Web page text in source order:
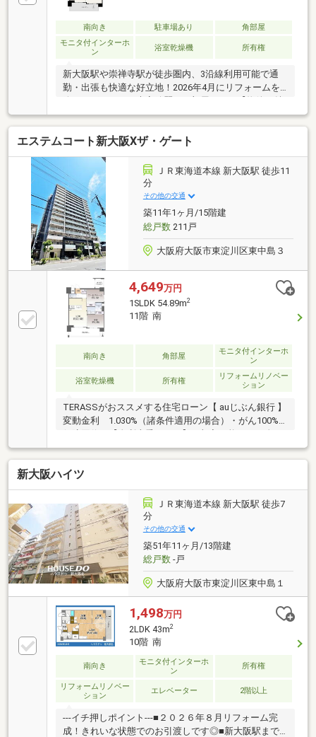
南向き 駐車場あり
角部屋
モニタ付インターホ
ン
浴室乾燥機 所有権
新大阪駅や崇禅寺駅が徒歩圏内、3沿線利用可能で通
勤・出張も快適な好立地！2026年4月にリフォームを
力】■11階の高層階・南向き角住戸につき、陽当り・
通風・眺望良好！■実質2LDKとして使える間取り（洋
室6帖・サービスルーム6.1帖）■全居室収納に加え、玄
関には大容量のシューズインクローゼット完備■お料
理中も会話が弾む、人気の対面式システムキッチン■
大切なペットと一緒に暮らせるお部屋（飼育細則有）
周辺にはスーパーやコンビニ、総合病院が徒歩10分圏
内に揃う充実の住環境です。快適な都市型ライフをこ
こから始めませんか？
エステムコート新大阪Ⅹザ・ゲート
ＪＲ東海道本線 新大阪駅 徒歩11
分
その他の交通
築11年1ヶ月/15階建
総戸数211戸
大阪府大阪市東淀川区東中島３
4,649万円
1SLDK 54.89m2
11階 南
南向き 角部屋
モニタ付インターホ
ン
浴室乾燥機 所有権
リフォームリノベー
ション
TERASSがおススメする住宅ローン【 auじぶん銀行 】
変動金利 1.030%（諸条件適用の場合）・がん100%
円でも可能！・諸費用も、物件価格の10%までは融資
可能！※2026年8月現在■全居室に採光が確保された設
計■収納付きの約6.1帖のサービスルーム■約6.0帖の洋
室はLDと一体利用が可能◎■サービスバルコニー付き■
浴室乾燥機有【リフォーム内容】〇新規交換：温水洗
浄機能付トイレ、洗濯機防水パン〇交換：浄水器一体
型水栓、ガスコンロ、浴室水洗、シャワーヘッド、ホ
ース、洗面台水栓〇張替：クロス、一部CF 他
新大阪ハイツ
ＪＲ東海道本線 新大阪駅 徒歩7
分
その他の交通
築51年11ヶ月/13階建
総戸数-戸
大阪府大阪市東淀川区東中島１
1,498万円
2LDK 43m2
10階 南
南向き
モニタ付インターホ
ン
所有権
リフォームリノベー
ション
エレベーター 2階以上
---イチ押しポイント---■２０２６年８月リフォーム完
成！きれいな状態でのお引渡しです◎■新大阪駅まで